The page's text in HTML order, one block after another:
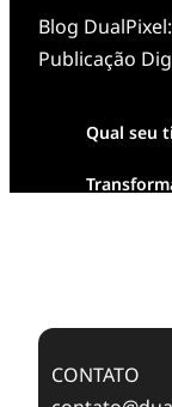
Blog
Publicação
Qual seu
CONTATO